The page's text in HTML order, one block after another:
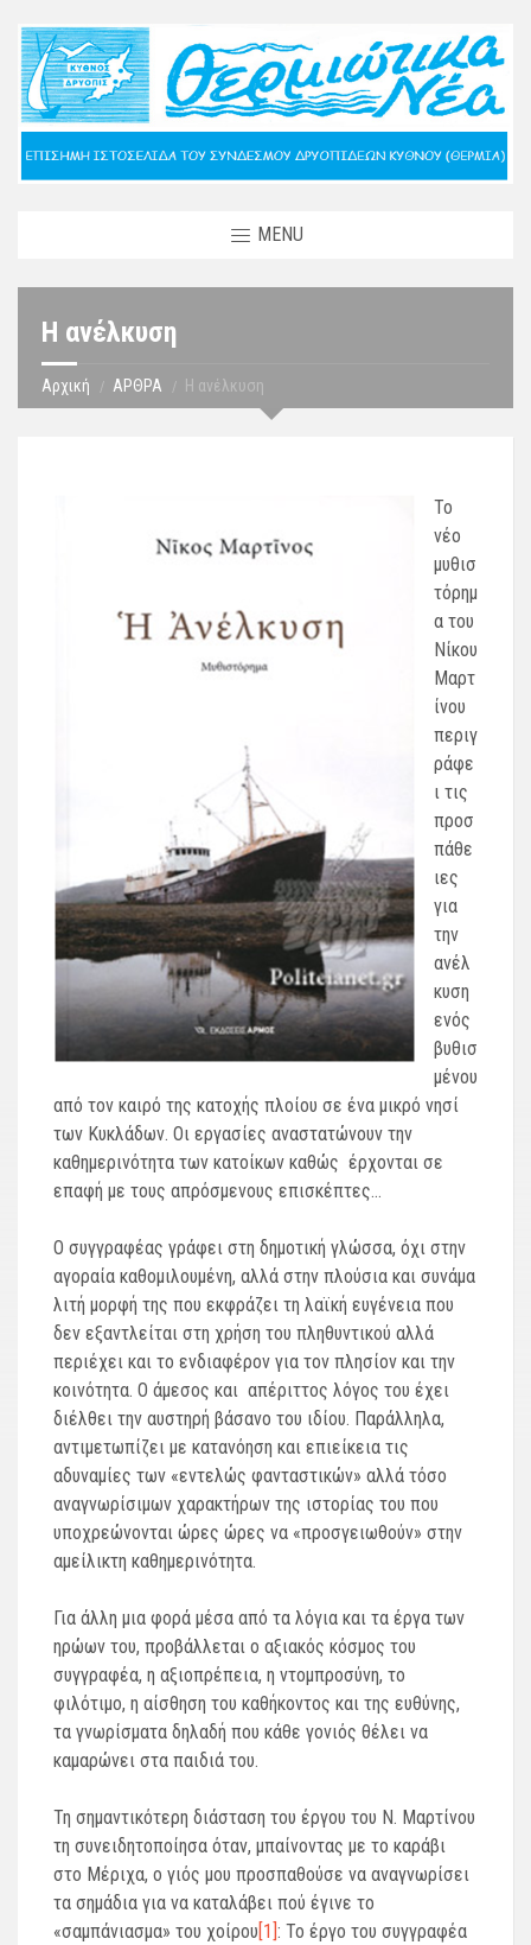
MENU
Η ανέλκυση
Αρχική ΑΡΘΡΑ Η ανέλκυση
Το
νέο
μυθισ
τόρημ
α του
Νίκου
Μαρτ
ίνου
περιγ
ράφε
ι τις
προσ
πάθε
ιες
για
την
ανέλ
κυση
ενός
βυθισ
μένου
από τον καιρό της κατοχής πλοίου σε ένα μικρό νησί
των Κυκλάδων. Οι εργασίες αναστατώνουν την
καθημερινότητα των κατοίκων καθώς έρχονται σε
επαφή με τους απρόσμενους επισκέπτες…
Ο συγγραφέας γράφει στη δημοτική γλώσσα, όχι στην
αγοραία καθομιλουμένη, αλλά στην πλούσια και συνάμα
λιτή μορφή της που εκφράζει τη λαϊκή ευγένεια που
δεν εξαντλείται στη χρήση του πληθυντικού αλλά
περιέχει και το ενδιαφέρον για τον πλησίον και την
κοινότητα. Ο άμεσος και απέριττος λόγος του έχει
διέλθει την αυστηρή βάσανο του ιδίου. Παράλληλα,
αντιμετωπίζει με κατανόηση και επιείκεια τις
αδυναμίες των «εντελώς φανταστικών» αλλά τόσο
αναγνωρίσιμων χαρακτήρων της ιστορίας του που
υποχρεώνονται ώρες ώρες να «προσγειωθούν» στην
αμείλικτη καθημερινότητα.
Για άλλη μια φορά μέσα από τα λόγια και τα έργα των
ηρώων του, προβάλλεται ο αξιακός κόσμος του
συγγραφέα, η αξιοπρέπεια, η ντομπροσύνη, το
φιλότιμο, η αίσθηση του καθήκοντος και της ευθύνης,
τα γνωρίσματα δηλαδή που κάθε γονιός θέλει να
καμαρώνει στα παιδιά του.
Τη σημαντικότερη διάσταση του έργου του Ν. Μαρτίνου
τη συνειδητοποίησα όταν, μπαίνοντας με το καράβι
στο Μέριχα, ο γιός μου προσπαθούσε να αναγνωρίσει
τα σημάδια για να καταλάβει πού έγινε το
«σαμπάνιασμα» του χοίρου [1] : Το έργο του συγγραφέα